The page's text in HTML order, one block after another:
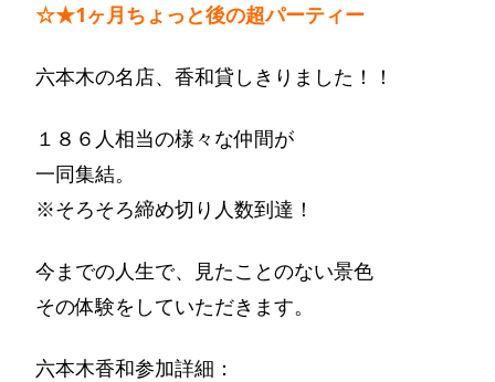
☆★1ヶ月ちょっと後の超パーティー
六本木の名店、香和貸しきりました！！
１８６人相当の様々な仲間が
一同集結。
※そろそろ締め切り人数到達！
今までの人生で、見たことのない景色
その体験をしていただきます。
六本木香和参加詳細：